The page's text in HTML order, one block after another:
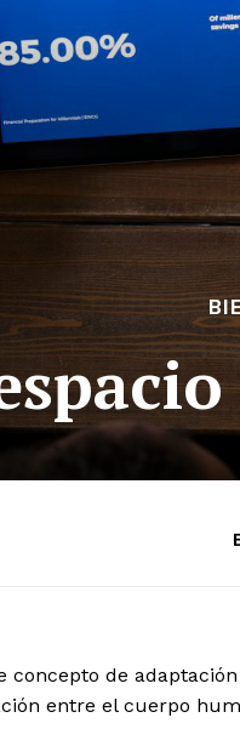
concepto de
entre el cuerpo